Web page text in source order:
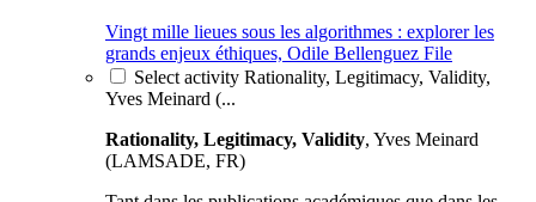
Vingt mille lieues sous les algorithmes : explorer les
grands enjeux éthiques, Odile Bellenguez File
Select activity Rationality, Legitimacy, Validity,
Yves Meinard (...
Rationality, Legitimacy, Validity, Yves Meinard
(LAMSADE, FR)